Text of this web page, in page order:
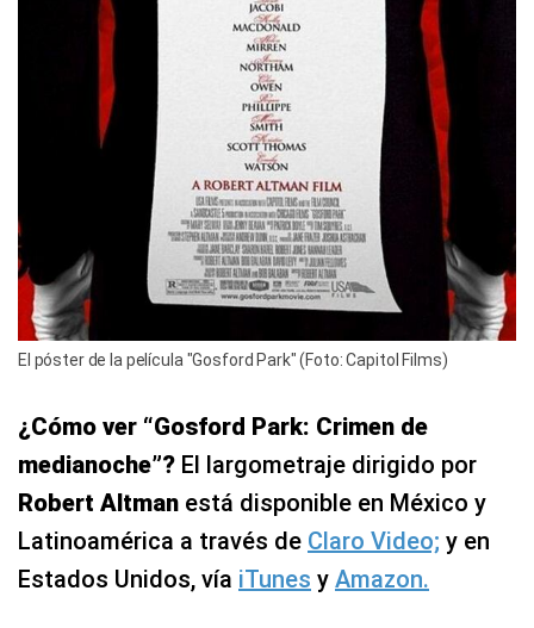
El póster de la película "Gosford Park" (Foto: Capitol Films)
¿Cómo ver “Gosford Park: Crimen de
medianoche”? El largometraje dirigido por
Robert Altman está disponible en México y
Latinoamérica a través de Claro Video; y en
Estados Unidos, vía iTunes y Amazon.